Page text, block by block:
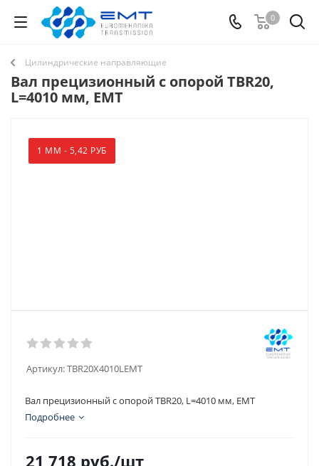
0
Цилиндрические направляющие
Вал прецизионный с опорой TBR20,
L=4010 мм, EMT
1 ММ - 5,42 РУБ
Артикул:TBR20X4010LEMT
Вал прецизионный с опорой TBR20, L=4010 мм, EMT
Подробнее
21 718 руб./шт